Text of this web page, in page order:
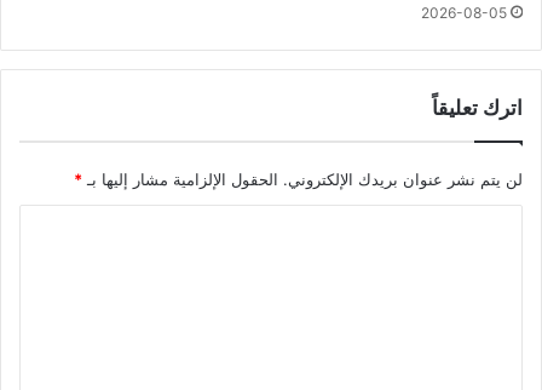
2026-08-05
اترك تعليقاً
لن يتم نشر عنوان بريدك الإلكتروني. الحقول الإلزامية مشار إليها بـ *